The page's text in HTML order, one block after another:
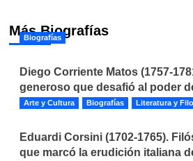
Más Biografías
Biografías
Diego Corriente Matos (1757-
generoso que desafió al poder
Arte y Cultura Biografías Literatura y
Eduardi Corsini (1702-1765).
que marcó la erudición italiana